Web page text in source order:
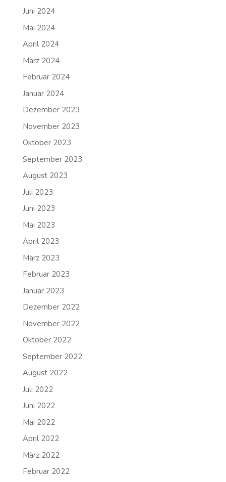
Juni 2024
Mai 2024
April 2024
März 2024
Februar 2024
Januar 2024
Dezember 2023
November 2023
Oktober 2023
September 2023
August 2023
Juli 2023
Juni 2023
Mai 2023
April 2023
März 2023
Februar 2023
Januar 2023
Dezember 2022
November 2022
Oktober 2022
September 2022
August 2022
Juli 2022
Juni 2022
Mai 2022
April 2022
März 2022
Februar 2022